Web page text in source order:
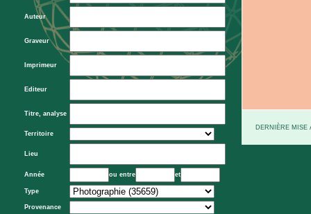
Auteur
Graveur
Imprimeur
Editeur
Titre, analyse
Territoire
Lieu
Année ou entre et
Type
Provenance
DERNIÈRE MISE